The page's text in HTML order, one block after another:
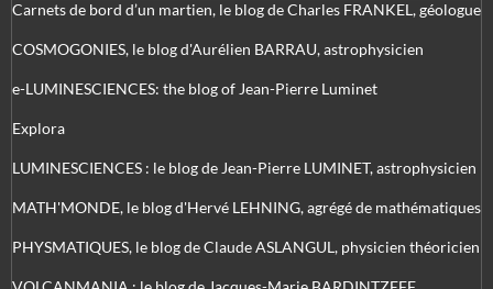
Carnets de bord d’un martien, le blog de Charles FRANKEL, géologue
COSMOGONIES, le blog d'Aurélien BARRAU, astrophysicien
e-LUMINESCIENCES: the blog of Jean-Pierre Luminet
Explora
LUMINESCIENCES : le blog de Jean-Pierre LUMINET, astrophysicien
MATH'MONDE, le blog d'Hervé LEHNING, agrégé de mathématiques
PHYSMATIQUES, le blog de Claude ASLANGUL, physicien théoricien